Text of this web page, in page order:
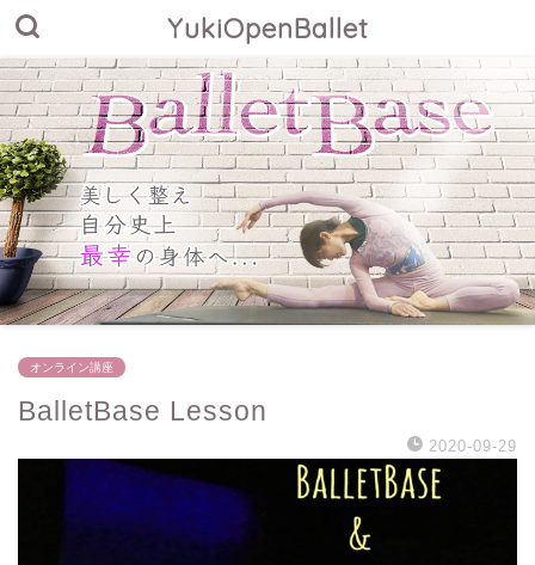
YukiOpenBallet
オンライン講座
BalletBase Lesson
2020-09-29